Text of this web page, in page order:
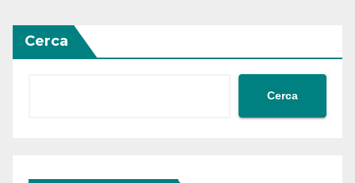
Cerca
Cerca